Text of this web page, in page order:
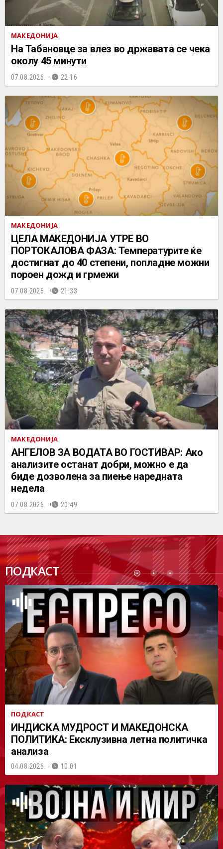
МАКЕДОНИЈА
На Табановце за влез во државата се чека
околу 45 минути
07.08.2026. 22:16
МАКЕДОНИЈА
ЦЕЛА МАКЕДОНИЈА УТРЕ ВО
ПОРТОКАЛОВА ФАЗА: Температурите ќе
достигнат до 40 степени, попладне можни
пороен дожд и грмежи
07.08.2026. 21:33
МАКЕДОНИЈА
АНГЕЛОВ ЗА ВОДАТА ВО ГОСТИВАР: Ако
анализите останат добри, можно е да
биде дозволена за пиење наредната
недела
07.08.2026. 20:49
ПОДКАСТ
ПОДК
АСТ
ПОДКАСТ
ИНДИСКА МУДРОСТ И МАКЕДОНСКА
ПОЛИТИКА: Ексклузивна летна политичка
анализа
04.08.2026. 10:01